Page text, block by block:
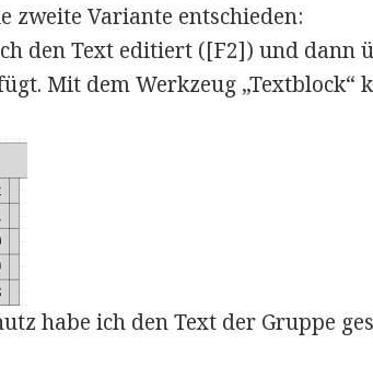
zweite Variante entschieden:
den Text editiert ([F2]) und dann
Mit dem Werkzeug „Textblock“
habe ich den Text der Gruppe